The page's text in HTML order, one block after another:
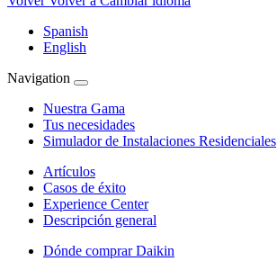
Spanish
English
Navigation
Nuestra Gama
Tus necesidades
Simulador de Instalaciones Residenciales
Artículos
Casos de éxito
Experience Center
Descripción general
Dónde comprar Daikin